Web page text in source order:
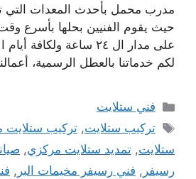
مدرب محمل بأحدث المعدات
حيث يقوم الفنيين بحلها بأسرع
على مدار ال ٢٤ ساعة
لكم خدماتنا بالعطل الرسمية،
التصنيفات
فني ستلايت
الوسوم
تركيب ستلايت,تركيب ستلايت
ستلايت, تمديد ستلايت مركزي,
رسيفر , فني رسيفر مخيمات البر ,